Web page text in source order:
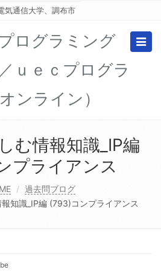
気通信大学、調布市
ログラミング
ｕｅｃプログラ
ンライン）
む情報知識_IP編
プライアンス
過去問ブログ
知識_IP編 (793)コンプライアンス